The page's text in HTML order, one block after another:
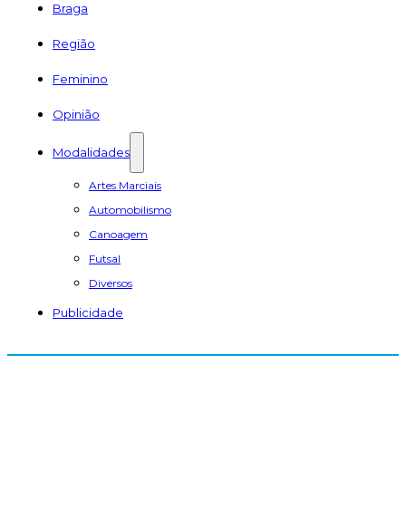
Braga
Região
Feminino
Opinião
Modalidades
Artes Marciais
Automobilismo
Canoagem
Futsal
Diversos
Publicidade